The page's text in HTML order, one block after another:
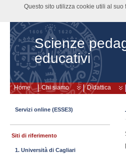
Scienze
educativi
Home Chi siamo Didattica
Servizi online (ESSE3)
Siti di riferimento
1. Università di Cagliari
Questo sito utilizza cookie utili al